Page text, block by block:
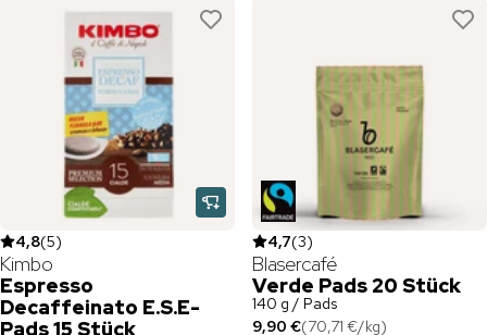
4,8(5)
Kimbo
Espresso
Decaffeinato E.S.E-
Pads 15 Stück
4,7(3)
Blasercafé
Verde Pads 20 Stück
140 g / Pads
9,90 €(70,71 €/kg)